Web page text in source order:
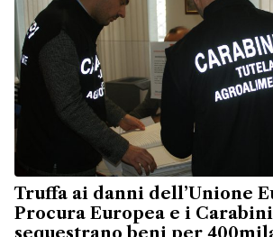
Truffa ai danni dell’Unione
Procura Europea e i